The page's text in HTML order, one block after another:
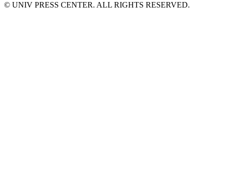
© UNIV PRESS CENTER. ALL RIGHTS RESERVED.